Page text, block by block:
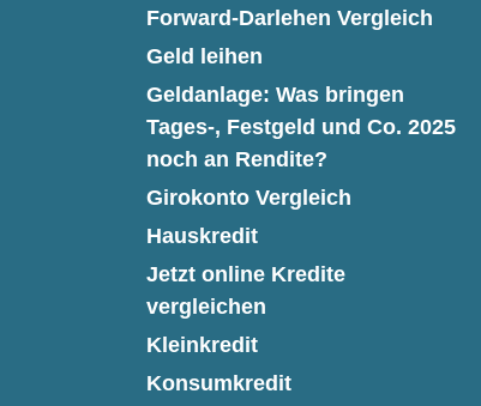
Forward-Darlehen Vergleich
Geld leihen
Geldanlage: Was bringen
Tages-, Festgeld und Co. 2025
noch an Rendite?
Girokonto Vergleich
Hauskredit
Jetzt online Kredite
vergleichen
Kleinkredit
Konsumkredit